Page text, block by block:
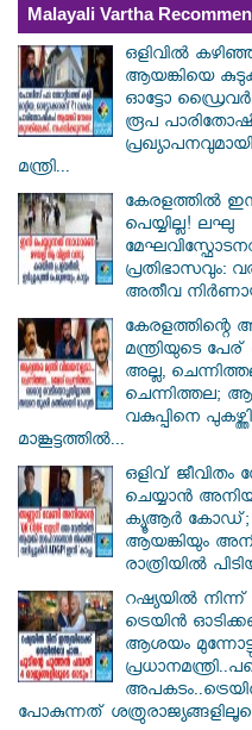
Malayali Vartha
ഒളിവിൽ
ആയങ്കിയെ
ഓട്ടോ
രൂപ
മന്ത്രി...
കേരളത്തിൽ
പെയ്യില്ല! ലഘു
പ്രതിഭാസവും:
അതീവ
കേരളത്തിന്റെ
മന്ത്രിയുടെ
അല്ല,
ചെന്നിത്തല;
വകുപ്പിനെ
മാങ്കൂട്ടത്തിൽ...
ഒളിവ്
ചെയ്യാൻ
ക്യൂആർ
ആയങ്കിയും
രാത്രിയിൽ
റഷ്യയിൽ നിന്ന്
ട്രെയിൻ
ആശയം
പോകുന്നത്